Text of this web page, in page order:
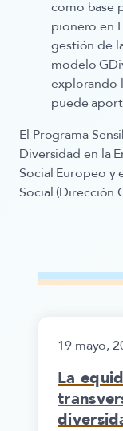
como base
pionero en
gestión de
modelo
explorando
puede
El Programa
Diversidad en la
Social Europeo y
Social (Dirección
19 mayo,
La